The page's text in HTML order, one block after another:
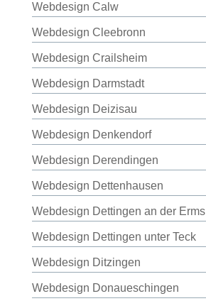
Webdesign Calw
Webdesign Cleebronn
Webdesign Crailsheim
Webdesign Darmstadt
Webdesign Deizisau
Webdesign Denkendorf
Webdesign Derendingen
Webdesign Dettenhausen
Webdesign Dettingen an der Erms
Webdesign Dettingen unter Teck
Webdesign Ditzingen
Webdesign Donaueschingen